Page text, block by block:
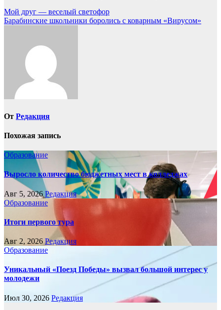
Навигация
по
Мой друг — веселый светофор
Барабинские школьники боролись с коварным «Вирусом»
От Редакция
Похожая запись
Образование
Выросло количество бюджетных мест в колледжах
Авг 5, 2026Редакция
Образование
Итоги первого тура
Авг 2, 2026 Редакция
Образование
Уникальный «Поезд Победы» вызвал большой интерес у
молодежи
Июл 30, 2026 Редакция